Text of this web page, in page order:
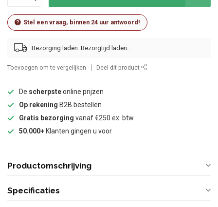
Stel een vraag, binnen 24 uur antwoord!
Bezorging laden..
Toevoegen om te vergelijken Deel dit product
De scherpsteonline prijzen
Op rekening B2B bestellen
Gratis bezorging vanaf €250 ex. btw
50.000+ Klanten gingen u voor
Productomschrijving
Specificaties